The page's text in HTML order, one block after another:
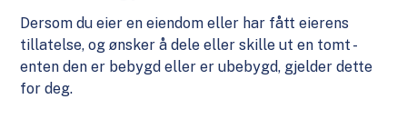
Dersom du eier en eiendom eller har fått eierens
tillatelse, og ønsker å dele eller skille ut en tomt -
enten den er bebygd eller er ubebygd, gjelder dette
for deg.